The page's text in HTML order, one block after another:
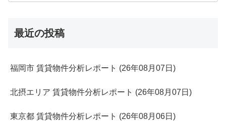
最近の投稿
福岡市 賃貸物件分析レポート (26年08月07日)
北摂エリア 賃貸物件分析レポート (26年08月07日)
東京都 賃貸物件分析レポート (26年08月06日)